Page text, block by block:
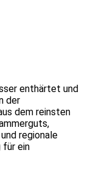
enthärtet und
der
dem reinsten
regionale
für ein